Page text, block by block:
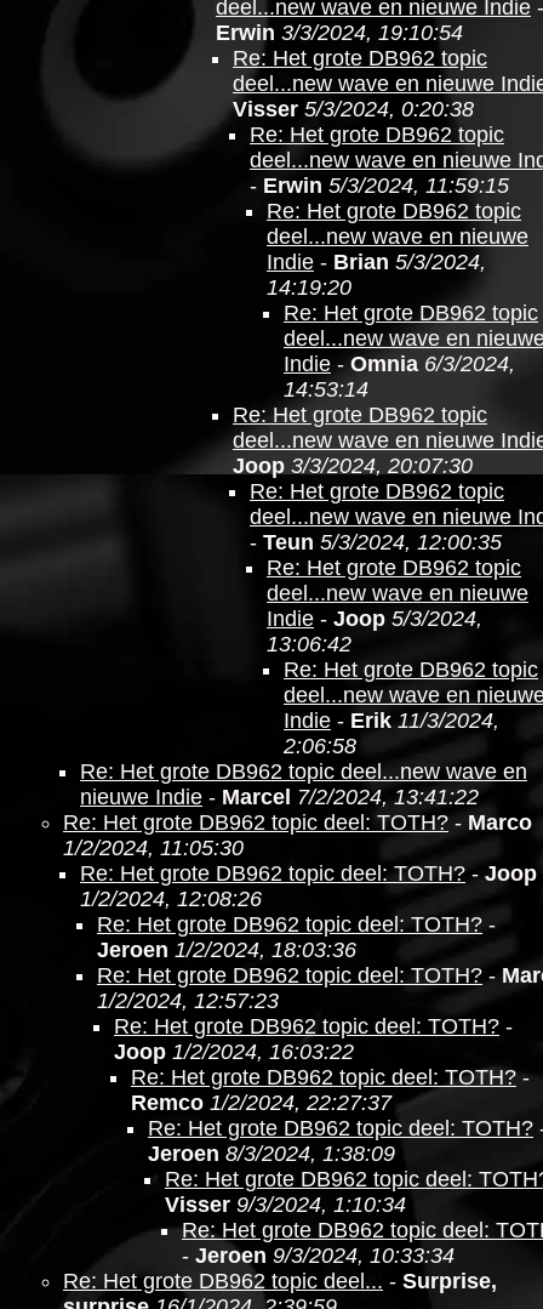
deel...new wave en nieuwe Indie -
Erwin 3/3/2024, 19:10:54
Re: Het grote DB962 topic
deel...new wave en nieuwe
Visser 5/3/2024, 0:20:38
Re: Het grote DB962 topic
deel...new wave en nieuwe
- Erwin 5/3/2024, 11:59:15
Re: Het grote DB962 topic
deel...new wave en nieuwe
Indie - Brian 5/3/2024,
14:19:20
Re: Het grote DB962 topic
deel...new wave en
Indie - Omnia 6/3/2024,
14:53:14
Re: Het grote DB962 topic
deel...new wave en nieuwe
Joop 3/3/2024, 20:07:30
Re: Het grote DB962 topic
deel...new wave en nieuwe
- Teun 5/3/2024, 12:00:35
Re: Het grote DB962 topic
deel...new wave en nieuwe
Indie - Joop 5/3/2024,
13:06:42
Re: Het grote DB962 topic
deel...new wave en
Indie - Erik 11/3/2024,
2:06:58
Re: Het grote DB962 topic deel...new wave en
nieuwe Indie - Marcel 7/2/2024, 13:41:22
Re: Het grote DB962 topic deel: TOTH? - Marco
1/2/2024, 11:05:30
Re: Het grote DB962 topic deel: TOTH? - Joop
1/2/2024, 12:08:26
Re: Het grote DB962 topic deel: TOTH? -
Jeroen 1/2/2024, 18:03:36
Re: Het grote DB962 topic deel: TOTH? -
1/2/2024, 12:57:23
Re: Het grote DB962 topic deel: TOTH? -
Joop 1/2/2024, 16:03:22
Re: Het grote DB962 topic deel: TOTH? -
Remco 1/2/2024, 22:27:37
Re: Het grote DB962 topic deel: TOTH?
Jeroen 8/3/2024, 1:38:09
Re: Het grote DB962 topic deel:
Visser 9/3/2024, 1:10:34
Re: Het grote DB962 topic deel:
- Jeroen 9/3/2024, 10:33:34
Re: Het grote DB962 topic deel... - Surprise,